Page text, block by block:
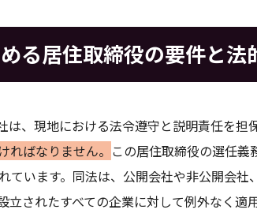
る居住取締役の要件と法
、現地における法令遵守と説明責任を担
ばなりません。 この居住取締役の選任
ています。同法は、公開会社や非公開会
されたすべての企業に対して例外なく適用